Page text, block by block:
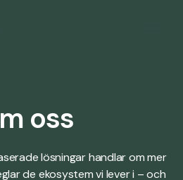
oss
lösningar handlar om mer
de ekosystem vi lever i – och